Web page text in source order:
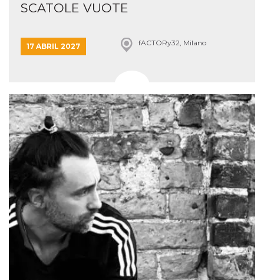
SCATOLE VUOTE
17 ABRIL 2027 fACTORy32, Milano